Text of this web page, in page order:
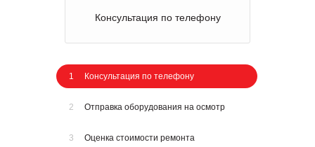
Консультация по телефону
1 Консультация по телефону
2 Отправка оборудования на осмотр
3 Оценка стоимости ремонта